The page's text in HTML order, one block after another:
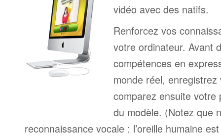
vidéo avec des natifs.
Renforcez vos
votre ordinateur. Avant
compétences en
monde réel,
comparez ensuite votre
du modèle. (Notez que
reconnaissance vocale : l’oreille humaine